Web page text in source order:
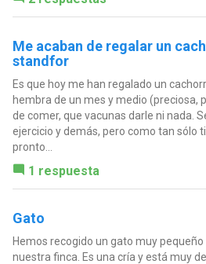
Me acaban de regalar un
standfor
Es que hoy me han regalado un
hembra de un mes y medio (preciosa,
de comer, que vacunas darle ni nada.
ejercicio y demás, pero como tan sólo
pronto...
1 respuesta
Gato
Hemos recogido un gato muy
nuestra finca. Es una cría y está muy